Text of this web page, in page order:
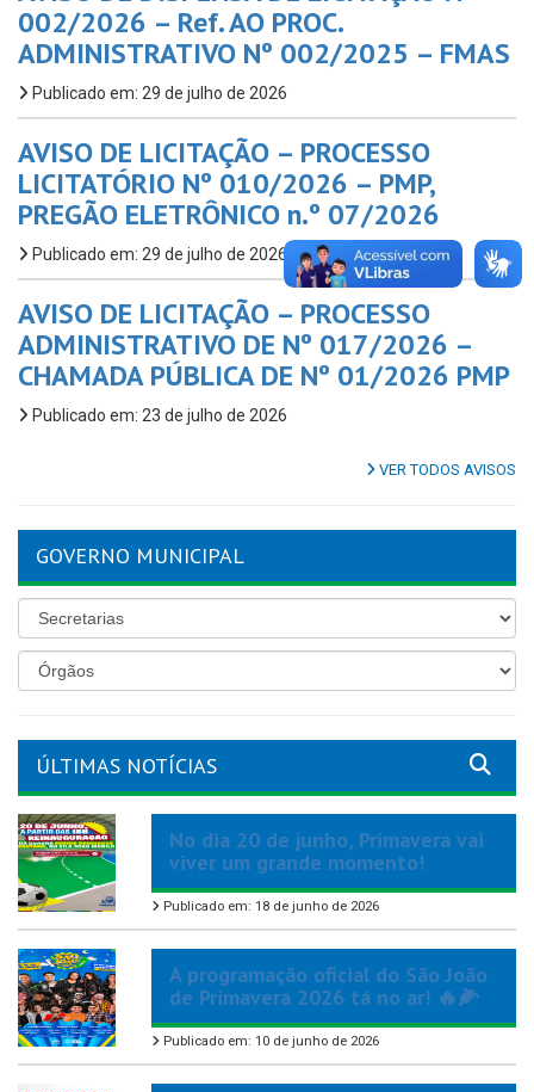
002/2026 – Ref. AO PROC.
ADMINISTRATIVO Nº 002/2025 – FMAS
Publicado em: 29 de julho de 2026
AVISO DE LICITAÇÃO – PROCESSO
LICITATÓRIO Nº 010/2026 – PMP,
PREGÃO ELETRÔNICO n.º 07/2026
Publicado em: 29 de julho de 2026
AVISO DE LICITAÇÃO – PROCESSO
ADMINISTRATIVO DE Nº 017/2026 –
CHAMADA PÚBLICA DE Nº 01/2026 PMP
Publicado em: 23 de julho de 2026
VER TODOS AVISOS
GOVERNO MUNICIPAL
ÚLTIMAS NOTÍCIAS
No dia 20 de junho, Primavera vai
viver um grande momento!
Publicado em: 18 de junho de 2026
A programação oficial do São João
de Primavera 2026 tá no ar! 🔥🌽
Publicado em: 10 de junho de 2026